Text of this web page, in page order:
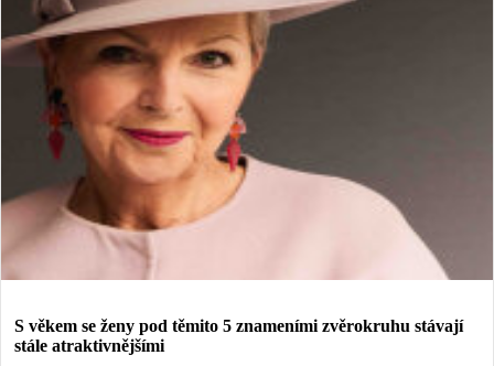
S věkem se ženy pod těmito 5 znameními zvěrokruhu stávají
stále atraktivnějšími